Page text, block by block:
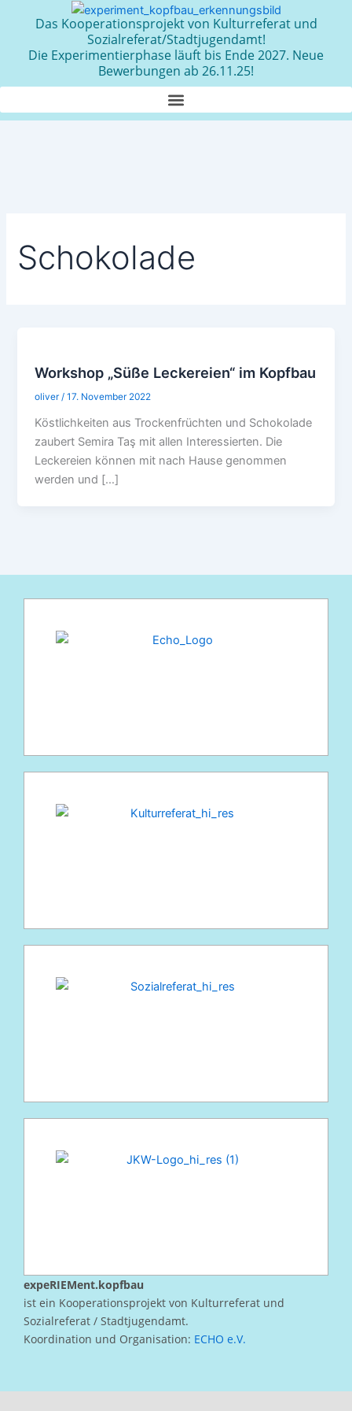
Das Kooperationsprojekt von Kulturreferat und
Sozialreferat/Stadtjugendamt!
Die Experimentierphase läuft bis Ende 2027. Neue
Bewerbungen ab 26.11.25!
Schokolade
Workshop „Süße Leckereien“ im Kopfbau
oliver/17. November 2022
Köstlichkeiten aus Trockenfrüchten und Schokolade
zaubert Semira Taş mit allen Interessierten. Die
Leckereien können mit nach Hause genommen
werden und […]
expeRIEMent.kopfbau
ist ein Kooperationsprojekt von Kulturreferat und
Sozialreferat / Stadtjugendamt.
Koordination und Organisation: ECHO e.V.